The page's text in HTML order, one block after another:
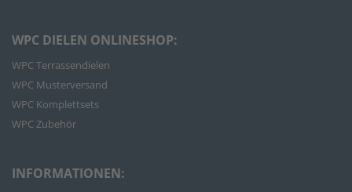
WPC DIELEN ONLINESHOP:
WPC Terrassendielen
WPC Musterversand
WPC Komplettsets
WPC Zubehör
INFORMATIONEN: